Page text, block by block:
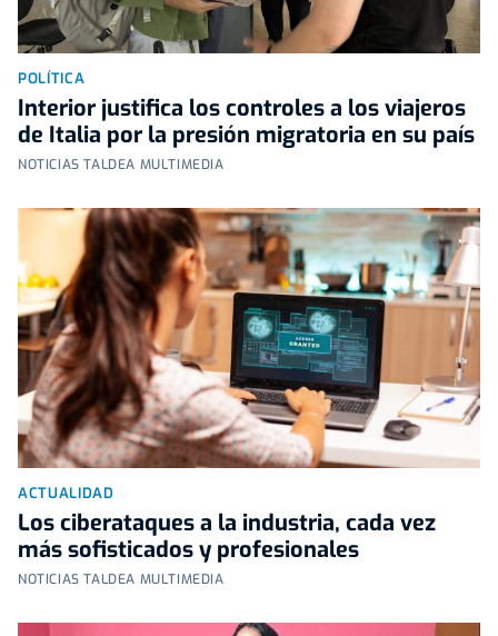
POLÍTICA
Interior justifica los controles a los viajeros
de Italia por la presión migratoria en su país
NOTICIAS TALDEA MULTIMEDIA
ACTUALIDAD
Los ciberataques a la industria, cada vez
más sofisticados y profesionales
NOTICIAS TALDEA MULTIMEDIA